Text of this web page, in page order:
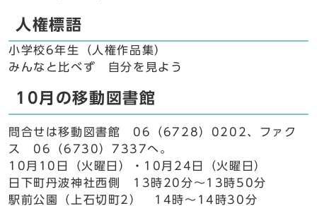
人権標語
小学校6年生（人権作品集）
みんなと比べず 自分を見よう
10月の移動図書館
問合せは移動図書館 06（6728）0202、ファク
ス 06（6730）7337へ。
10月10日（火曜日）・10月24日（火曜日）
日下町丹波神社西側 13時20分～13時50分
駅前公園（上石切町2） 14時～14時30分